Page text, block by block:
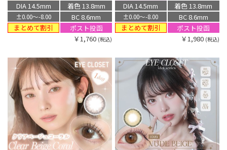
DIA 14.5mm
着色 13.8mm
±0.00〜-8.00
BC 8.6mm
まとめて割引
ポスト投函
￥1,760 (税込)
DIA 14.5mm
着色 13.8mm
±0.00〜-8.00
BC 8.6mm
まとめて割引
ポスト投函
￥1,980 (税込)